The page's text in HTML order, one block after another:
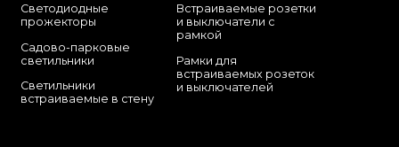
Светодиодные
прожекторы
Садово-парковые
светильники
Светильники
встраиваемые в стену
Встраиваемые розетки
и выключатели с
рамкой
Рамки для
встраиваемых розеток
и выключателей